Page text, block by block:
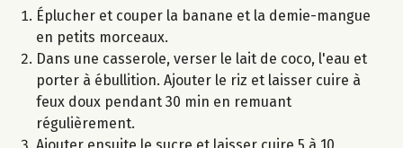
Éplucher et couper la banane et la demie-mangue
en petits morceaux.
Dans une casserole, verser le lait de coco, l'eau et
porter à ébullition. Ajouter le riz et laisser cuire à
feux doux pendant 30 min en remuant
régulièrement.